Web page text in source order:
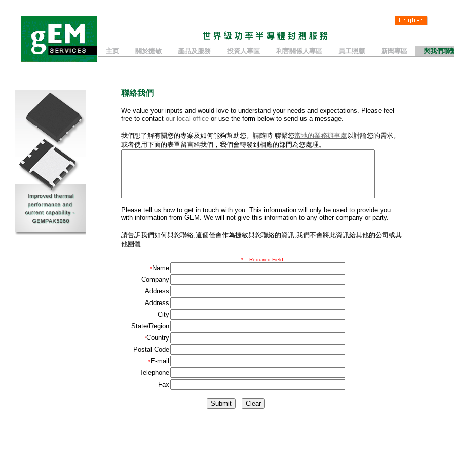
主页 關於捷敏 產品及服務 投資人專區 利害關係人專區 員工照顧 新聞專區 與我們聯
聯絡我們
We value your inputs and would love to understand your needs and expectations. Please feel
free to contact our local office or use the form below to send us a message.
我們想了解有關您的專案及如何能夠幫助您。請隨時 聯繫您當地的業務辦事處 以討論您的需求。
或者使用下面的表單留言給我們，我們會轉發到相應的部門為您處理。
Please tell us how to get in touch with you. This information will only be used to provide you
with information from GEM. We will not give this information to any other company or party.
請告訴我們如何與您聯絡,這個僅會作為捷敏與您聯絡的資訊,我們不會將此資訊給其他的公司或其
他團體
* = Required Field
*Name
Company
Address
Address
City
State/Region
*Country
Postal Code
*E-mail
Telephone
Fax